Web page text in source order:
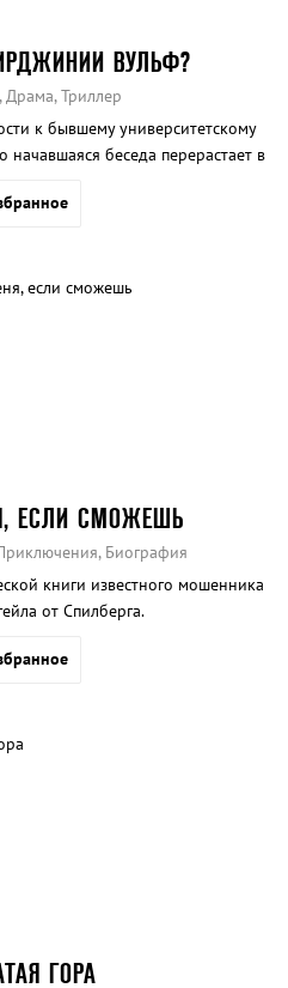
ВУЛЬФ?
Триллер
к бывшему университетскому
беседа перерастает в
ЕСЛИ СМОЖЕШЬ
Биография
книги известного мошенника
от Спилберга.
ГОРА